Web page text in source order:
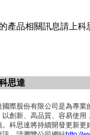
產品相關訊息請上科
思達
國際股份有限公司是為專業
以創新、高品質、容易使
。科思達將持續開發更新更